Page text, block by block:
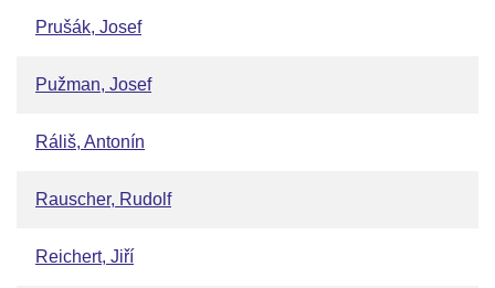
Prušák, Josef
Pužman, Josef
Ráliš, Antonín
Rauscher, Rudolf
Reichert, Jiří